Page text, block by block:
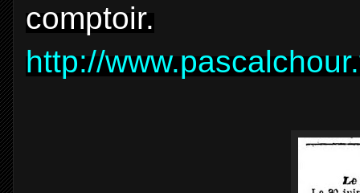
comptoir.
http://